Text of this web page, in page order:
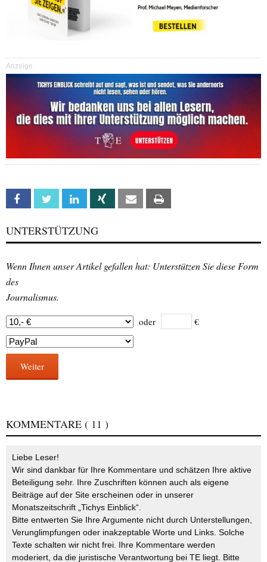
Anzeige
Facebook Twitter Linkedin Xing Email
UNTERSTÜTZUNG
Wenn Ihnen unser Artikel gefallen hat: Unterstützen Sie diese Form
des
Journalismus.
oder €
Weiter
KOMMENTARE ( 11 )
Liebe Leser!
Wir sind dankbar für Ihre Kommentare und schätzen Ihre aktive
Beteiligung sehr. Ihre Zuschriften können auch als eigene
Beiträge auf der Site erscheinen oder in unserer
Monatszeitschrift „Tichys Einblick“.
Bitte entwerten Sie Ihre Argumente nicht durch Unterstellungen,
Verunglimpfungen oder inakzeptable Worte und Links. Solche
Texte schalten wir nicht frei. Ihre Kommentare werden
moderiert, da die juristische Verantwortung bei TE liegt. Bitte